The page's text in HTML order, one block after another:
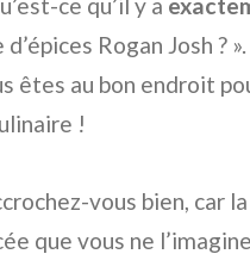
Rogan Josh ?
êtes au bon endroit
!
vous bien, car
que vous ne